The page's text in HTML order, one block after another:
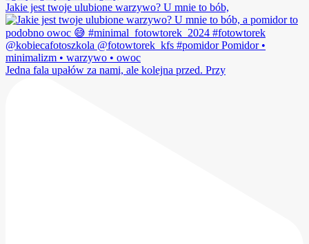
Jakie jest twoje ulubione warzywo? U mnie to bób,
Jedna fala upałów za nami, ale kolejna przed. Przy